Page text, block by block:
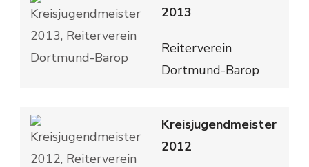
2013
Reiterverein
Dortmund-Barop
Kreisjugendmeister
2012